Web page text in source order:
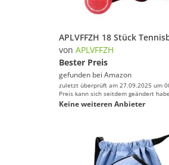
von APLVFFZH
Bester Preis
gefunden bei Amazon
zuletzt überprüft am 27.09.2025 um
Preis kann sich seitdem geändert
Keine weiteren Anbieter